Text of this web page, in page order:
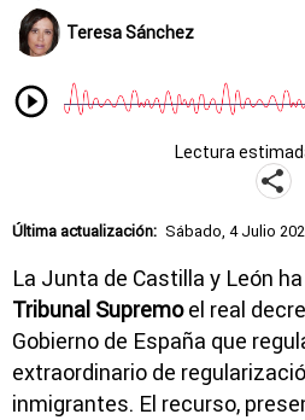
Teresa Sánchez
Lectura
Última actualización: Sábado, 4 Julio
La Junta de Castilla y León
Tribunal Supremoel real
Gobierno de España que
extraordinario de
inmigrantes. El recurso,